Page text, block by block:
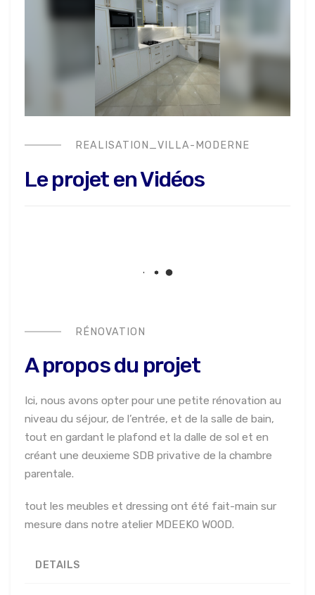
REALISATION_VILLA-MODERNE
Le projet en Vidéos
RÉNOVATION
A propos du projet
Ici, nous avons opter pour une petite rénovation au
niveau du séjour, de l’entrée, et de la salle de bain,
tout en gardant le plafond et la dalle de sol et en
créant une deuxieme SDB privative de la chambre
parentale.
tout les meubles et dressing ont été fait-main sur
mesure dans notre atelier MDEEKO WOOD.
DETAILS